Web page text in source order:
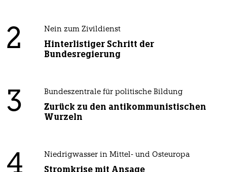
2 Nein zum Zivildienst
Hinterlistiger Schritt der
Bundesregierung
3 Bundeszentrale für politische Bildung
Zurück zu den antikommunistischen
Wurzeln
Niedrigwasser in Mittel- und Osteuropa
Stromkrise mit Ansage